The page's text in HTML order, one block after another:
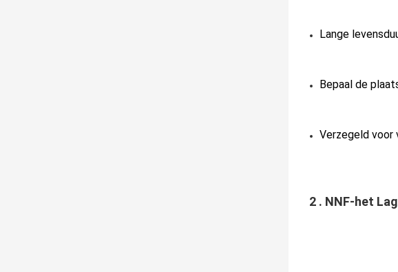
Lange
Bepaal de
Verzegeld voor
2 . NNF-het